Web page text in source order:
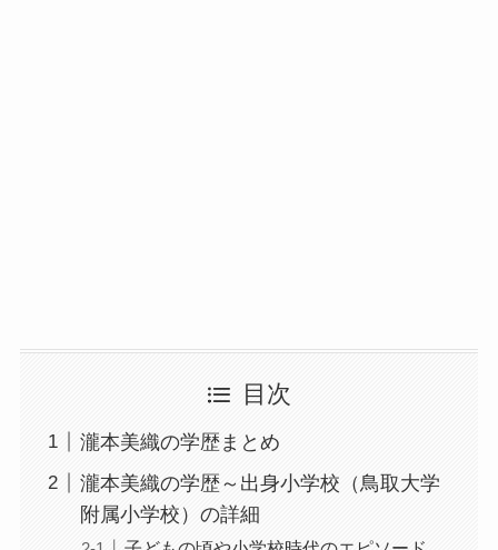
目次
瀧本美織の学歴まとめ
瀧本美織の学歴～出身小学校（鳥取大学
附属小学校）の詳細